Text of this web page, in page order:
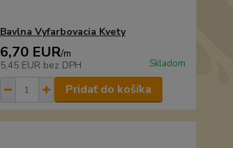
Bavlna Vyfarbovacia Kvety
6,70 EUR/m
5,45 EUR bez DPH Skladom
Pridať do košíka